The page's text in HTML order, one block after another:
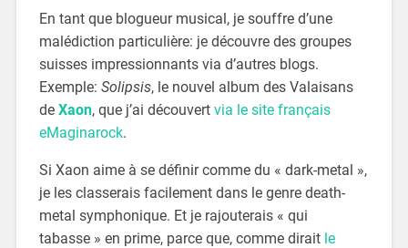
En tant que blogueur musical, je souffre d’une
malédiction particulière: je découvre des groupes
suisses impressionnants via d’autres blogs.
Exemple: Solipsis, le nouvel album des Valaisans
de Xaon, que j’ai découvert via le site français
eMaginarock.
Si Xaon aime à se définir comme du « dark-metal »,
je les classerais facilement dans le genre death-
metal symphonique. Et je rajouterais « qui
tabasse » en prime, parce que, comme dirait le